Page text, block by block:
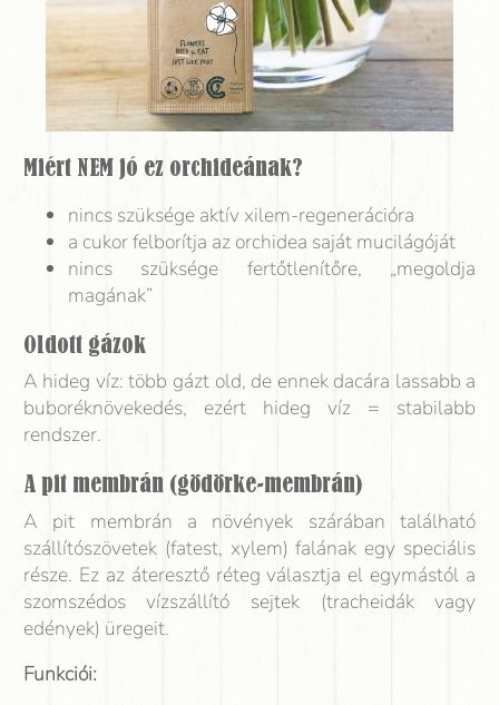
Miért NEM jó ez orchideának?
nincs szüksége aktív xilem-regenerációra
a cukor felborítja az orchidea saját mucilágóját
nincs szüksége fertőtlenítőre, „megoldja
magának”
Oldott gázok
A hideg víz: több gázt old, de ennek dacára lassabb a
buboréknövekedés, ezért hideg víz = stabilabb
rendszer.
A pit membrán (gödörke-membrán)
A pit membrán a növények szárában található
szállítószövetek (fatest, xylem) falának egy speciális
része. Ez az áteresztő réteg választja el egymástól a
szomszédos vízszállító sejtek (tracheidák vagy
edények) üregeit.
Funkciói: